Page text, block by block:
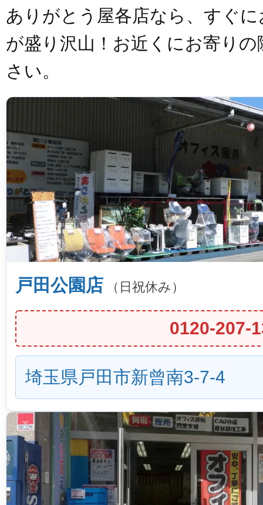
ありがとう屋各店なら、すぐ
が盛り沢山！お近くにお寄り
さい。
戸田公園店 （日祝休み）
0120-207-
埼玉県戸田市新曾南3-7-4